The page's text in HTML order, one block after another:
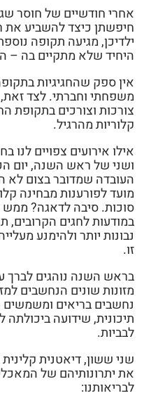
אחרי חודשיים של חוסר
חיפשתן כיצד להשביע את
ילדיכן, מגיעה תקופה
היחיד שלא מתקיים בה –
אין ספק שהחגיגיות
משפחתי וחברתי. לצד
צורכות וצורכים בתקופת
קלוריות מהרגיל.
אילו אירועים צפויים לנו
ושני של ראש השנה, יום
העובדה שמדובר בצום לא
מועד לפורענות מבחינה
סוכות. סיבה לדאגה? ממש
במודעות לחגים הקרובים,
נבונות יותר ולהימנע
זו.
בראש השנה נוהגים לברך
מזונות שונים הנחשבים
נחשבים בריאים
תיכונית, שידועה
לבביות.
שני ששון, דיאטנית
את יתרונותיהם של
לבריאותנו: